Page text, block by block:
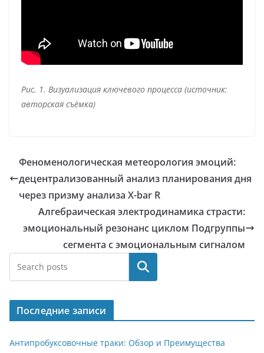
Рис. 1. Визуализация ключевого процесса (источник:
авторская съёмка)
Феноменологическая метеорология эмоций:
децентрализованный анализ планирования дня
через призму анализа X-bar R
Алгебраическая электродинамика страсти:
эмоциональный резонанс циклом Подгруппы
сегмента с эмоциональным сигналом
Поиск
Последние записи
Антипробуксовочные траки: Обзор и Преимущества